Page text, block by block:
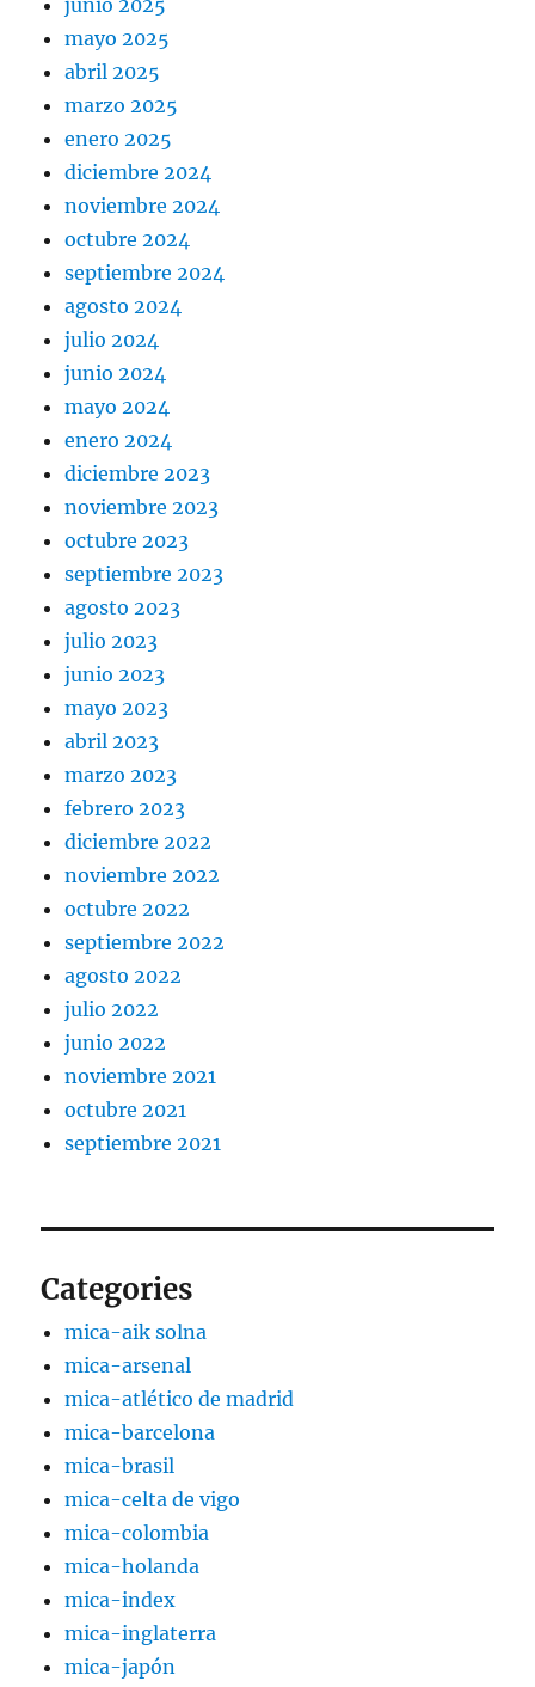
junio 2025
mayo 2025
abril 2025
marzo 2025
enero 2025
diciembre 2024
noviembre 2024
octubre 2024
septiembre 2024
agosto 2024
julio 2024
junio 2024
mayo 2024
enero 2024
diciembre 2023
noviembre 2023
octubre 2023
septiembre 2023
agosto 2023
julio 2023
junio 2023
mayo 2023
abril 2023
marzo 2023
febrero 2023
diciembre 2022
noviembre 2022
octubre 2022
septiembre 2022
agosto 2022
julio 2022
junio 2022
noviembre 2021
octubre 2021
septiembre 2021
Categories
mica-aik solna
mica-arsenal
mica-atlético de madrid
mica-barcelona
mica-brasil
mica-celta de vigo
mica-colombia
mica-holanda
mica-index
mica-inglaterra
mica-japón